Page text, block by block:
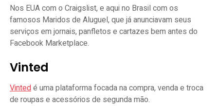
Nos EUA com o Craigslist, e aqui no Brasil com os
famosos Maridos de Aluguel, que já anunciavam seus
serviços em jornais, panfletos e cartazes bem antes do
Facebook Marketplace.
Vinted
Vintedé uma plataforma focada na compra, venda e troca
de roupas e acessórios de segunda mão.